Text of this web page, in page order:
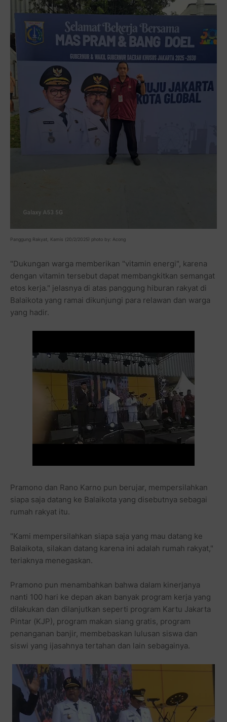
Panggung Rakyat, Kamis (20/2/2025) photo by: Acong
"Dukungan warga memberikan "vitamin energi", karena
dengan vitamin tersebut dapat membangkitkan semangat
etos kerja." jelasnya di atas panggung hiburan rakyat di
Balaikota yang ramai dikunjungi para relawan dan warga
yang hadir.
Pramono dan Rano Karno pun berujar, mempersilahkan
siapa saja datang ke Balaikota yang disebutnya sebagai
rumah rakyat itu.
"Kami mempersilahkan siapa saja yang mau datang ke
Balaikota, silakan datang karena ini adalah rumah rakyat,"
teriaknya menegaskan.
Pramono pun menambahkan bahwa dalam kinerjanya
nanti 100 hari ke depan akan banyak program kerja yang
dilakukan dan dilanjutkan seperti program Kartu Jakarta
Pintar (KJP), program makan siang gratis, program
penanganan banjir, membebaskan lulusan siswa dan
siswi yang ijasahnya tertahan dan lain sebagainya.